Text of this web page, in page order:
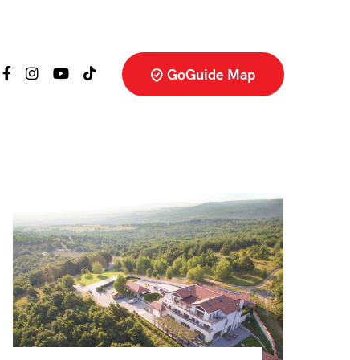
GoGuide Map